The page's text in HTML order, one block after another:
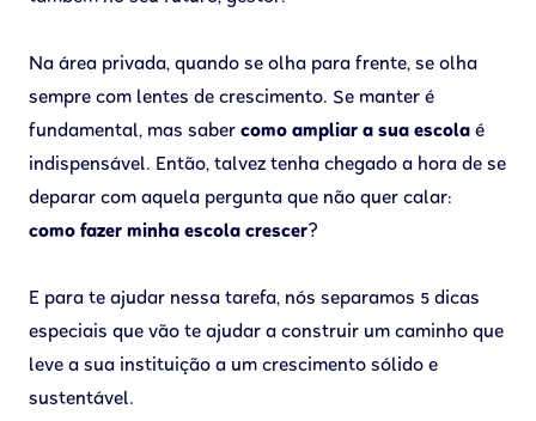
Na área privada, quando se olha para frente, se olha
sempre com lentes de crescimento. Se manter é
fundamental, mas saber como ampliar a sua escola é
indispensável. Então, talvez tenha chegado a hora de se
deparar com aquela pergunta que não quer calar:
como fazer minha escola crescer?
E para te ajudar nessa tarefa, nós separamos 5 dicas
especiais que vão te ajudar a construir um caminho que
leve a sua instituição a um crescimento sólido e
sustentável.